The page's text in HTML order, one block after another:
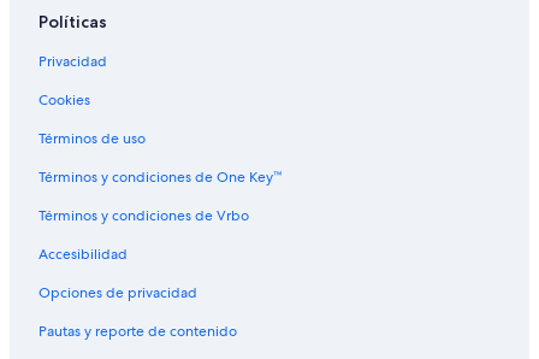
Renta de autos Mini en Waterford
Renta de autos Fullsize en Waterford
Renta de autos Premium en Waterford
Renta de autos Luxury en Waterford
Renta de autos Convertible en Waterford
Renta de autos Minivan en Waterford
Políticas
Privacidad
Cookies
Términos de uso
Términos y condiciones de One Key™
Términos y condiciones de Vrbo
Accesibilidad
Opciones de privacidad
Pautas y reporte de contenido